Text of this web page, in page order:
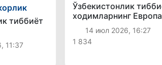
тиббиёт
учун
11:37
Ўзбекистонлик
ходимларнинг Европа
Иттифоқи
мамлакатларида
ишлаши учун янги
14 июл 2026, 16:27
1 834